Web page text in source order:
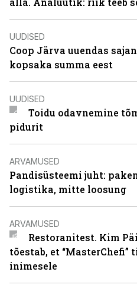
UUDISED
Coop Järva uuendas
kopsaka summa eest
UUDISED
Toidu odavnemine
pidurit
ARVAMUSED
Pandisüsteemi juht:
logistika, mitte loosung
ARVAMUSED
Restoranitest. Kim
tõestab, et
inimesele